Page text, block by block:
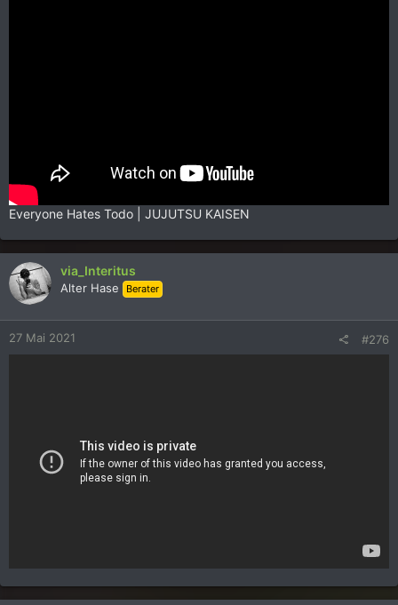
Everyone Hates Todo | JUJUTSU KAISEN
via_Interitus
Alter Hase Berater
27 Mai 2021 #276